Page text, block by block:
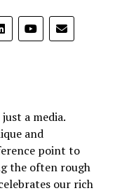
a media.
and
point to
the often rough
our rich